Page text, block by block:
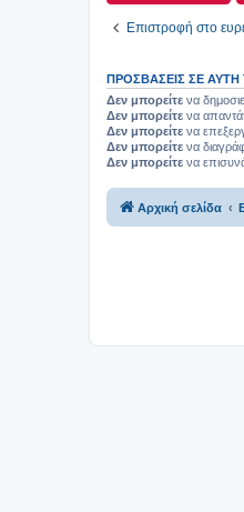
Επιστροφή στο
ΠΡΟΣΒΆΣΕΙΣ ΣΕ
Δεν μπορείτε να
Δεν μπορείτε να
Δεν μπορείτε να
Δεν μπορείτε να
Δεν μπορείτε να
Αρχική σελίδα